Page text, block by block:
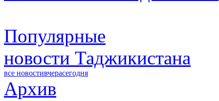
Популярные
новости Таджикистана
все новостивчерасегодня
Архив